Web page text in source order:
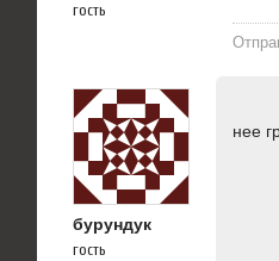
гость
бурундук
гость
нее